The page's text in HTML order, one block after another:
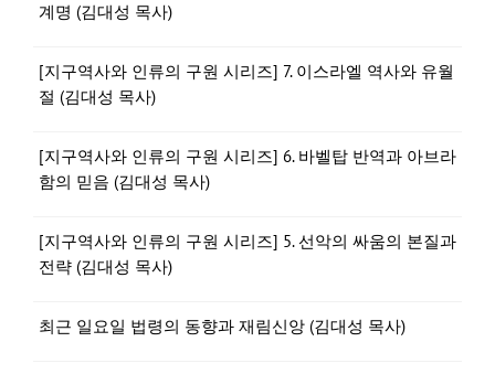
계명 (김대성 목사)
[지구역사와 인류의 구원 시리즈] 7. 이스라엘 역사와 유월
절 (김대성 목사)
[지구역사와 인류의 구원 시리즈] 6. 바벨탑 반역과 아브라
함의 믿음 (김대성 목사)
[지구역사와 인류의 구원 시리즈] 5. 선악의 싸움의 본질과
전략 (김대성 목사)
최근 일요일 법령의 동향과 재림신앙 (김대성 목사)